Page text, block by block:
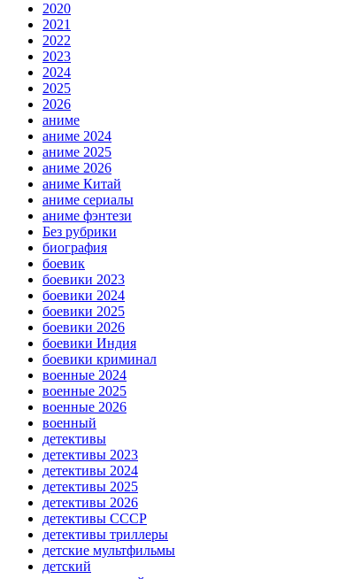
2020
2021
2022
2023
2024
2025
2026
аниме
аниме 2024
аниме 2025
аниме 2026
аниме Китай
аниме сериалы
аниме фэнтези
Без рубрики
биография
боевик
боевики 2023
боевики 2024
боевики 2025
боевики 2026
боевики Индия
боевики криминал
военные 2024
военные 2025
военные 2026
военный
детективы
детективы 2023
детективы 2024
детективы 2025
детективы 2026
детективы СССР
детективы триллеры
детские мультфильмы
детский